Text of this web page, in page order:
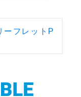
ーフレットP